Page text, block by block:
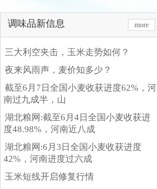
调味品新信息 more
三大利空夹击，玉米走势如何？
夜来风雨声，麦价知多少？
截至6月7日全国小麦收获进度62%，河
南过九成半，山
湖北粮网:截至6月4日全国小麦收获进
度48.98%，河南近八成
湖北粮网:6月3日全国小麦收获进度
42%，河南进度过六成
玉米短线开启修复行情